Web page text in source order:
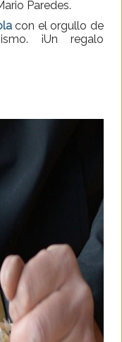
Paredes.
con el orgullo de
¡Un regalo